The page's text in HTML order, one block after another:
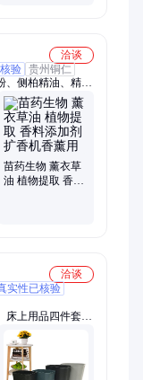
洽谈
验 贵州铜仁
、侧柏精油、精
、山苍子油、侧
、显齿蛇葡萄叶
苗药生物 薰衣草
油 植物提取 香料
洽谈
实性已核验
床上用品四件套、
、医院床上用品